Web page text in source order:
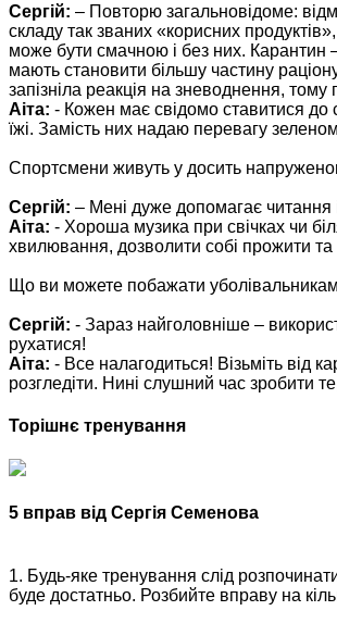
Сергій: – Повторю загальновідоме:
складу так званих «корисних
може бути смачною і без них. Карантин
мають становити більшу частину
запізніла реакція на зневоднення,
Аіта: - Кожен має свідомо ставитися до
їжі. Замість них надаю перевагу
Спортсмени живуть у досить
Сергій: – Мені дуже допомагає читання
Аіта: - Хороша музика при свічках чи
хвилювання, дозволити собі прожити
Що ви можете побажати
Сергій: - Зараз найголовніше –
рухатися!
Аіта: - Все налагодиться! Візьміть від
розгледіти. Нині слушний час зробити
Торішнє тренування
5 вправ від Сергія Семенова
1. Будь-яке тренування слід
буде достатньо. Розбийте вправу на